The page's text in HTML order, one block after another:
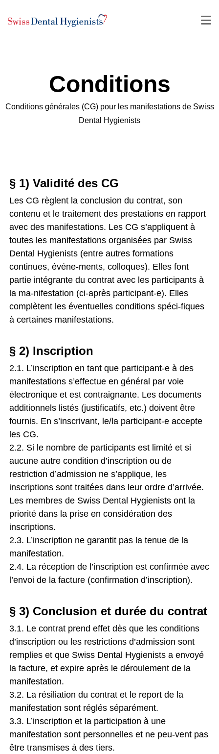
Conditions
Conditions générales (CG) pour les manifestations de Swiss
Dental Hygienists
§ 1) Validité des CG
Les CG règlent la conclusion du contrat, son
contenu et le traitement des prestations en rapport
avec des manifestations. Les CG s’appliquent à
toutes les manifestations organisées par Swiss
Dental Hygienists (entre autres formations
continues, événe-ments, colloques). Elles font
partie intégrante du contrat avec les participants à
la ma-nifestation (ci-après participant-e). Elles
complètent les éventuelles conditions spéci-fiques
à certaines manifestations.
§ 2) Inscription
2.1. L’inscription en tant que participant-e à des
manifestations s’effectue en général par voie
électronique et est contraignante. Les documents
additionnels listés (justificatifs, etc.) doivent être
fournis. En s’inscrivant, le/la participant-e accepte
les CG.
2.2. Si le nombre de participants est limité et si
aucune autre condition d’inscription ou de
restriction d’admission ne s’applique, les
inscriptions sont traitées dans leur ordre d’arrivée.
Les membres de Swiss Dental Hygienists ont la
priorité dans la prise en considération des
inscriptions.
2.3. L’inscription ne garantit pas la tenue de la
manifestation.
2.4. La réception de l’inscription est confirmée avec
l’envoi de la facture (confirmation d’inscription).
§ 3) Conclusion et durée du contrat
3.1. Le contrat prend effet dès que les conditions
d’inscription ou les restrictions d’admission sont
remplies et que Swiss Dental Hygienists a envoyé
la facture, et expire après le déroulement de la
manifestation.
3.2. La résiliation du contrat et le report de la
manifestation sont réglés séparément.
3.3. L’inscription et la participation à une
manifestation sont personnelles et ne peu-vent pas
être transmises à des tiers.